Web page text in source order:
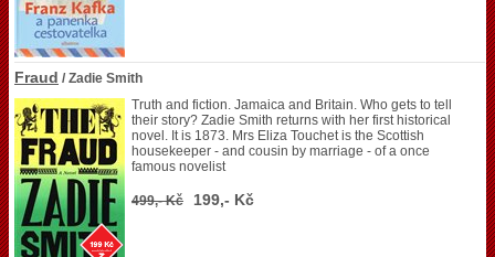
Fraud / Zadie Smith
Truth and fiction. Jamaica and Britain. Who gets to tell
their story? Zadie Smith returns with her first historical
novel. It is 1873. Mrs Eliza Touchet is the Scottish
housekeeper - and cousin by marriage - of a once
famous novelist
499,- Kč 199,- Kč